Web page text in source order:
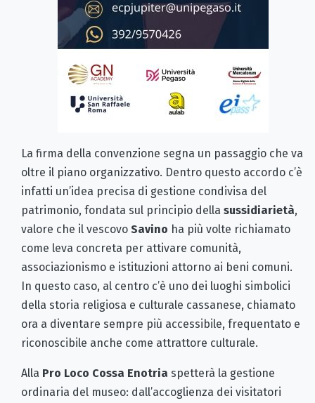
La firma della convenzione segna un passaggio che va
oltre il piano organizzativo. Dentro questo accordo c’è
infatti un’idea precisa di gestione condivisa del
patrimonio, fondata sul principio della sussidiarietà,
valore che il vescovo Savino ha più volte richiamato
come leva concreta per attivare comunità,
associazionismo e istituzioni attorno ai beni comuni.
In questo caso, al centro c’è uno dei luoghi simbolici
della storia religiosa e culturale cassanese, chiamato
ora a diventare sempre più accessibile, frequentato e
riconoscibile anche come attrattore culturale.
Alla Pro Loco Cossa Enotria spetterà la gestione
ordinaria del museo: dall’accoglienza dei visitatori